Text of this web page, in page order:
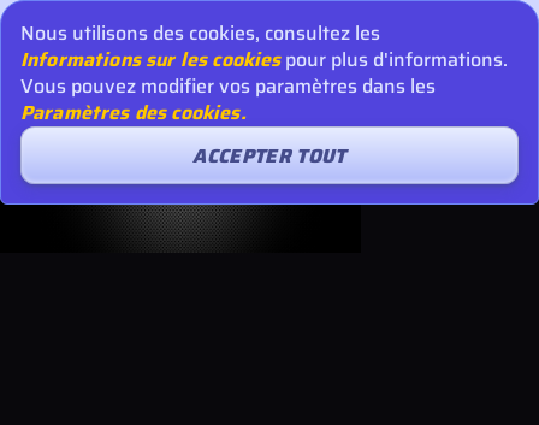
Nous utilisons des cookies, consultez les
Informations sur les cookiespour plus d'informations.
Vous pouvez modifier vos paramètres dans les
Paramètres des cookies.
ACCEPTER TOUT